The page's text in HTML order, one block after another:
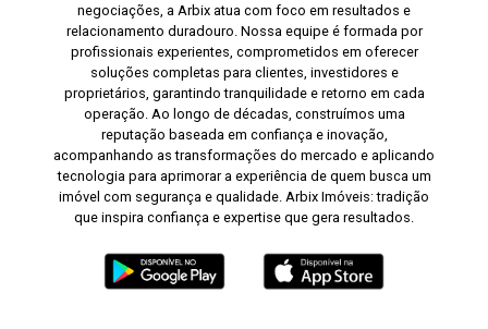
negociações, a Arbix atua com foco em resultados e
relacionamento duradouro. Nossa equipe é formada por
profissionais experientes, comprometidos em oferecer
soluções completas para clientes, investidores e
proprietários, garantindo tranquilidade e retorno em cada
operação. Ao longo de décadas, construímos uma
reputação baseada em confiança e inovação,
acompanhando as transformações do mercado e aplicando
tecnologia para aprimorar a experiência de quem busca um
imóvel com segurança e qualidade. Arbix Imóveis: tradição
que inspira confiança e expertise que gera resultados.